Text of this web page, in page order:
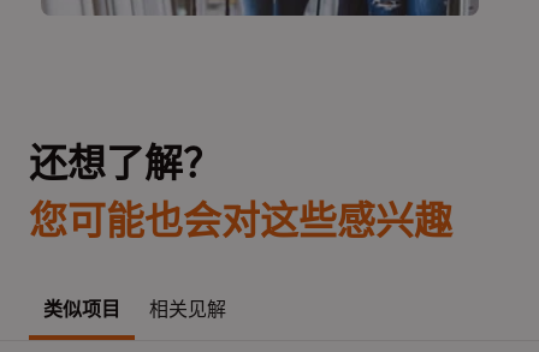
还想了解？
您可能也会对这些感兴趣
类似项目 相关见解